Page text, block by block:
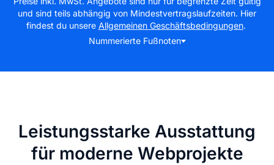
und sind teils abhängig von Mindestvertragslaufzeiten. Hier
findest du unsere Allgemeinen Geschäftsbedingungen.
Nummerierte Fußnoten
Leistungsstarke Ausstattung
für moderne Webprojekte